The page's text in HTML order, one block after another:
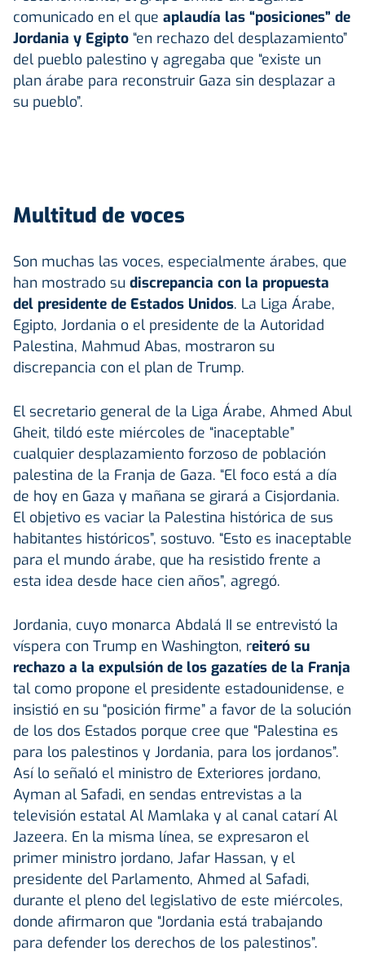
comunicado en el que aplaudía las “posiciones” de
Jordania y Egipto “en rechazo del desplazamiento”
del pueblo palestino y agregaba que “existe un
plan árabe para reconstruir Gaza sin desplazar a
su pueblo”.
Multitud de voces
Son muchas las voces, especialmente árabes, que
han mostrado su discrepancia con la propuesta
del presidente de Estados Unidos. La Liga Árabe,
Egipto, Jordania o el presidente de la Autoridad
Palestina, Mahmud Abas, mostraron su
discrepancia con el plan de Trump.
El secretario general de la Liga Árabe, Ahmed Abul
Gheit, tildó este miércoles de “inaceptable”
cualquier desplazamiento forzoso de población
palestina de la Franja de Gaza. “El foco está a día
de hoy en Gaza y mañana se girará a Cisjordania.
El objetivo es vaciar la Palestina histórica de sus
habitantes históricos”, sostuvo. “Esto es inaceptable
para el mundo árabe, que ha resistido frente a
esta idea desde hace cien años”, agregó.
Jordania, cuyo monarca Abdalá II se entrevistó la
víspera con Trump en Washington, reiteró su
rechazo a la expulsión de los gazatíes de la Franja
tal como propone el presidente estadounidense, e
insistió en su “posición firme” a favor de la solución
de los dos Estados porque cree que “Palestina es
para los palestinos y Jordania, para los jordanos”.
Así lo señaló el ministro de Exteriores jordano,
Ayman al Safadi, en sendas entrevistas a la
televisión estatal Al Mamlaka y al canal catarí Al
Jazeera. En la misma línea, se expresaron el
primer ministro jordano, Jafar Hassan, y el
presidente del Parlamento, Ahmed al Safadi,
durante el pleno del legislativo de este miércoles,
donde afirmaron que “Jordania está trabajando
para defender los derechos de los palestinos”.